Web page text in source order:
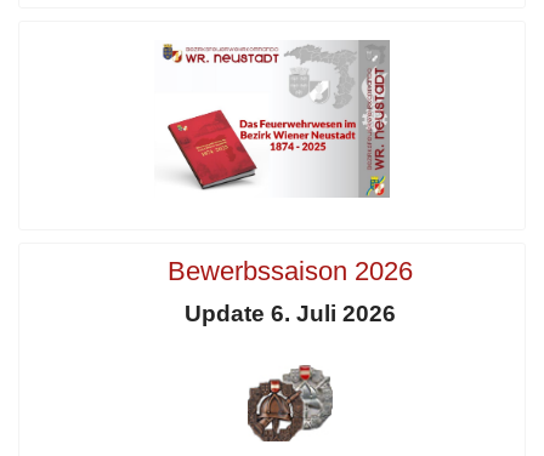
Bewerbssaison 2026
Update 6. Juli 2026